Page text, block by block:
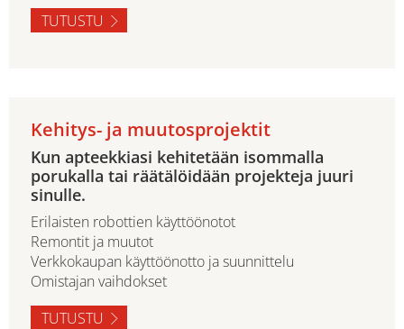
TUTUSTU
Kehitys- ja muutosprojektit
Kun apteekkiasi kehitetään isommalla
porukalla tai räätälöidään projekteja juuri
sinulle.
Erilaisten robottien käyttöönotot
Remontit ja muutot
Verkkokaupan käyttöönotto ja suunnittelu
Omistajan vaihdokset
TUTUSTU